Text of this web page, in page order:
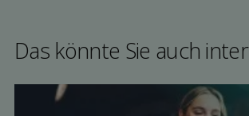
Das könnte Sie auch